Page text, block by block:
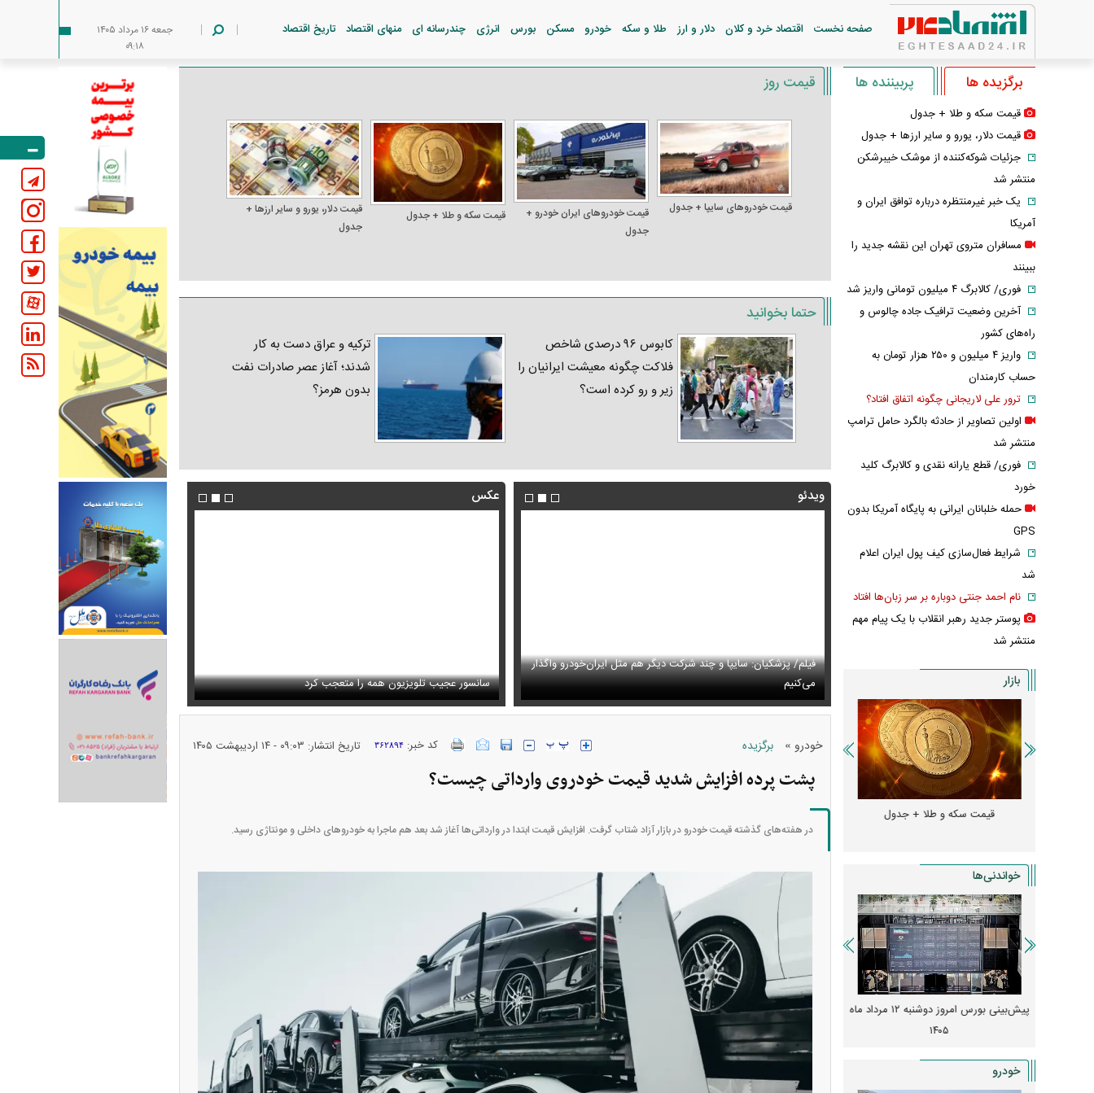
صفحه نخست اقتصاد خرد و کلان دلار و ارز طلا و سکه خودرو مسکن بورس انرژی چندرسانه ای منهای اقتصاد تاریخ اقتصاد
جمعه ۱۶ مرداد ۱۴۰۵
۰۹:۱۸
قیمت روز
قیمت خودرو‌های سایپا + جدول
قیمت خودرو‌های ایران خودرو +
جدول
قیمت سکه و طلا + جدول
قیمت دلار، یورو و سایر ارز‌ها +
جدول
حتما بخوانید
کابوس ۹۶ درصدی شاخص
فلاکت چگونه معیشت ایرانیان را
زیر و رو کرده است؟
ترکیه و عراق دست به کار
شدند؛ آغاز عصر صادرات نفت
بدون هرمز؟
ویدئو
فیلم/ پزشکیان: سایپا و چند شرکت دیگر هم مثل ایران‌خودرو واگذار
می‌کنیم
حمله خلبانان ایرانی به پایگاه آمریکا بدون GPS
پیش می‌آمد
عکس
جدید صابر ابر در فضای مجازی پربازدید شد عکس دیده‌نشده ظل‌السلطنه نوه ناصرالدین شاه در لباس دامادی سانسور عجیب تلویزیون همه را متعجب کرد استایل جدید صابر ابر در فضای مجازی
خودرو » برگزیده کد خبر:۳۶۲۸۹۴ تاریخ انتشار: ۰۹:۰۳ - ۱۴ ارديبهشت ۱۴۰۵
پشت پرده افزایش شدید قیمت خودروی وارداتی چیست؟
در هفته‌های گذشته قیمت خودرو در بازار آزاد شتاب گرفت. افزایش قیمت ابتدا در وارداتی‌ها آغاز شد بعد هم ماجرا به خودرو‌های داخلی و مونتاژی رسید.
برگزیده ها پربیننده ها
قیمت سکه و طلا + جدول
قیمت دلار، یورو و سایر ارز‌ها + جدول
جزئیات شوکه‌کننده از موشک خیبرشکن
منتشر شد
یک خبر غیرمنتظره درباره توافق ایران و
آمریکا
مسافران متروی تهران این نقشه جدید را
ببینند
فوری/ کالابرگ ۴ میلیون تومانی واریز شد
آخرین وضعیت ترافیک جاده چالوس و
راه‌های کشور
واریز ۴ میلیون و ۲۵۰ هزار تومان به
حساب کارمندان
ترور علی لاریجانی چگونه اتفاق افتاد؟
اولین تصاویر از حادثه بالگرد حامل ترامپ
منتشر شد
فوری/ قطع یارانه نقدی و کالابرگ کلید
خورد
حمله خلبانان ایرانی به پایگاه آمریکا بدون
GPS
شرایط فعال‌سازی کیف پول ایران اعلام
شد
نام احمد جنتی دوباره بر سر زبان‌ها افتاد
پوستر جدید رهبر انقلاب با یک پیام مهم
منتشر شد
بازار
قیمت سکه و طلا + جدول قیمت دلار، یورو و سایر ارز‌ها + جدول
خواندنی‌ها
پیش‌بینی بورس امروز دوشنبه ۱۲ مرداد ماه
۱۴۰۵
زنگ خطر انباشت نیاز در بازار مسکن؛ فنر
قیمت‌ها فشرده شده
کارنامه مردود محسن پاک‌ نژاد؛ از افت شدید
درآمد ارزی تا بازی با عزل و نصب‌ها
پیش‌بینی بورس امروز دوشنبه ۱۲ مرداد ماه
۱۴۰۵
خودرو